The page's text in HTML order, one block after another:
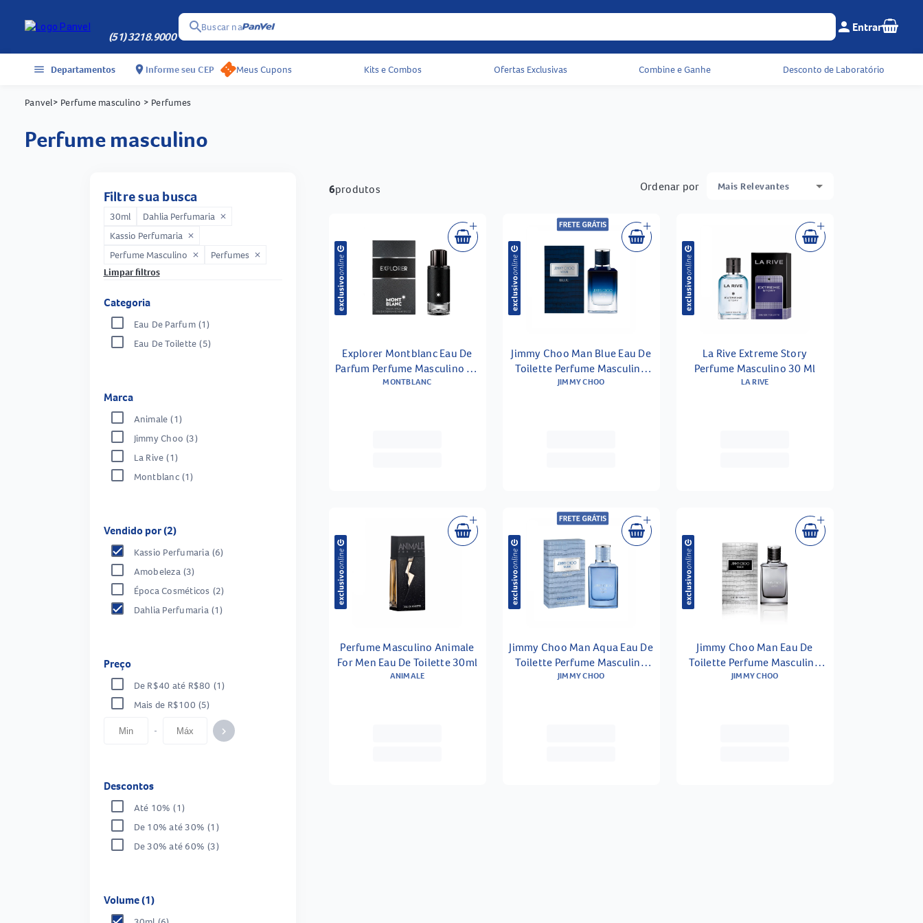
(51) 3218.9000
searchBuscar na Menu do cliente e
person Entrar Seu
Acessos rápidos do cabeçalho
menu Departamentos location_on Informe seu CEP Meus Cupons Kits e Combos Ofertas Exclusivas Combine e Ganhe Desconto de Laboratório
Panvel> Perfume masculino > Perfumes
perfume masculino
Filtre sua busca
30ml Dahlia Perfumaria close
Kassio Perfumaria close
Perfume Masculino close Perfumes close
Limpar filtros
Categoria
Eau De Parfum (1)
Eau De Toilette (5)
Marca
Animale (1)
Jimmy Choo (3)
La Rive (1)
Montblanc (1)
Vendido por (2)
Kassio Perfumaria (6)
Amobeleza (3)
Época Cosméticos (2)
Dahlia Perfumaria (1)
Preço
De R$40 até R$80 (1)
Mais de R$100 (5)
- keyboard_arrow_right
Descontos
Até 10% (1)
De 10% até 30% (1)
De 30% até 60% (3)
Volume (1)
6produtos Ordenar por Mais Relevantes
Explorer Montblanc Eau De
Parfum Perfume Masculino 30
Ml
MONTBLANC
Jimmy Choo Man Blue Eau De
Toilette Perfume Masculino
30ml
JIMMY CHOO
La Rive Extreme Story
Perfume Masculino 30 Ml
LA RIVE
Perfume Masculino Animale
For Men Eau De Toilette 30ml
ANIMALE
Jimmy Choo Man Aqua Eau De
Toilette Perfume Masculino
30ml
JIMMY CHOO
Jimmy Choo Man Eau De
Toilette Perfume Masculino
30ml
JIMMY CHOO